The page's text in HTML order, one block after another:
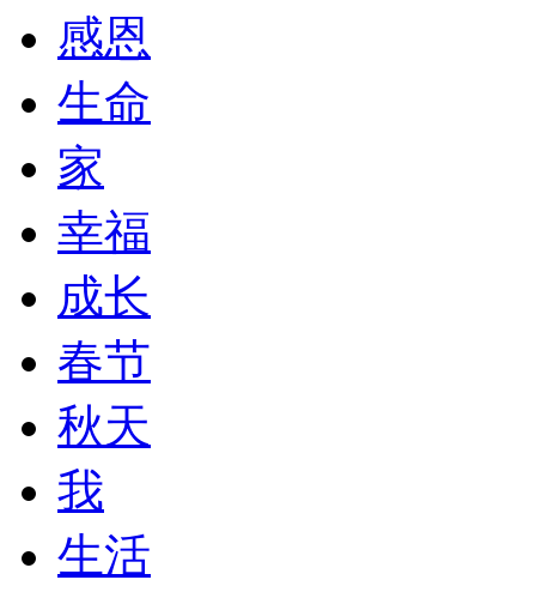
感恩
生命
家
幸福
成长
春节
秋天
我
生活